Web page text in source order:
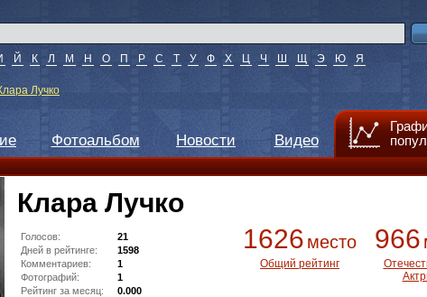
Й К Л М Н О П Р С Т У Ф Х Ц Ч Ш Щ Э Ю Я
Лучко
Фотоальбом Новости Видео
Клара Лучко
1626 место
Общий рейтинг
966
Голосов:
21
Дней в рейтинге:
1598
Комментариев:
1
Фотографий:
1
Рейтинг за месяц:
0.000